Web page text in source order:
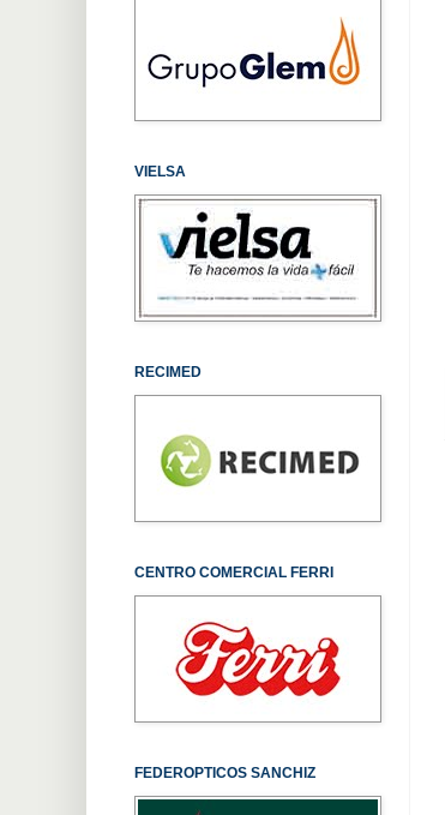
VIELSA
RECIMED
CENTRO COMERCIAL FERRI
FEDEROPTICOS SANCHIZ